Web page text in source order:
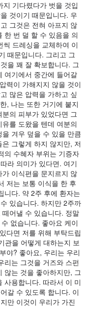
기다렸다가 벗을 것입
것이기 때문입니다. 우
그것은 전혀 아프지 않
한 번 덜 할 수 있음을 의
드레싱을 교체하여 이
때문입니다. 그리고 그
을 꽤 잘 확보합니다. 그
여기에서 중간에 들어갈
력이 가해지지 않을 것이
많은 압력을 가하고 싶
, 나는 또한 거기에 붙지
의 피부가 있었다면 그
를 도왔을 텐데 여분의
겨우 덮을 수 있을 만큼
그렇게 하지 않지만, 저
의 수혜자 부위는 기증자
라 의미가 있다면. 여기
이식편을 문지르지 않
저는 보통 이식을 한 후
니다. 약 2주 후에 환자는
있습니다. 하지만 2주까
어낼 수 있습니다. 정말
없습니다. 좋아요 케이
다면 저를 위해 부탁드립
관을 어떻게 대하는지 보
야? 좋아요, 우리는 우리
리는 그것을 거즈와 스펀
않는 것을 좋아하지만, 그
사용합니다. 따라서 이 미
갈 수 있도록 합니다. 이
만 이것이 우리가 가진